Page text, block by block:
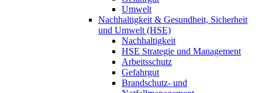
Umwelt
Nachhaltigkeit & Gesundheit, Sicherheit
und Umwelt (HSE)
Nachhaltigkeit
HSE Strategie und Management
Arbeitsschutz
Gefahrgut
Brandschutz- und